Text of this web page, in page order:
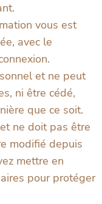
vous est
avec le
et ne peut
ni être cédé,
que ce soit.
ne doit pas être
modifié depuis
mettre en
pour protéger